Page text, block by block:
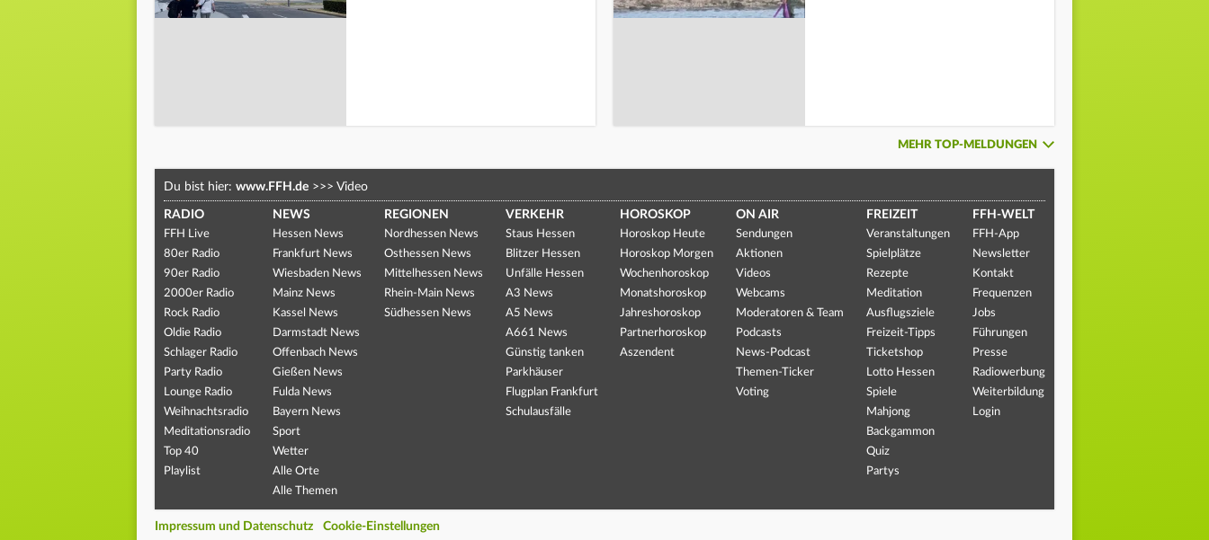
MEHR TOP-MELDUNGEN
Du bist hier: www.FFH.de >>> Video
RADIO
FFH Live
80er Radio
90er Radio
2000er Radio
Rock Radio
Oldie Radio
Schlager Radio
Party Radio
Lounge Radio
Weihnachtsradio
Meditationsradio
Top 40
Playlist
NEWS
Hessen News
Frankfurt News
Wiesbaden News
Mainz News
Kassel News
Darmstadt News
Offenbach News
Gießen News
Fulda News
Bayern News
Sport
Wetter
Alle Orte
Alle Themen
REGIONEN
Nordhessen News
Osthessen News
Mittelhessen News
Rhein-Main News
Südhessen News
VERKEHR
Staus Hessen
Blitzer Hessen
Unfälle Hessen
A3 News
A5 News
A661 News
Günstig tanken
Parkhäuser
Flugplan Frankfurt
Schulausfälle
HOROSKOP
Horoskop Heute
Horoskop Morgen
Wochenhoroskop
Monatshoroskop
Jahreshoroskop
Partnerhoroskop
Aszendent
ON AIR
Sendungen
Aktionen
Videos
Webcams
Moderatoren & Team
Podcasts
News-Podcast
Themen-Ticker
Voting
FREIZEIT
Veranstaltungen
Spielplätze
Rezepte
Meditation
Ausflugsziele
Freizeit-Tipps
Ticketshop
Lotto Hessen
Spiele
Mahjong
Backgammon
Quiz
Partys
FFH-WELT
FFH-App
Newsletter
Kontakt
Frequenzen
Jobs
Führungen
Presse
Radiowerbung
Weiterbildung
Login
Impressum und Datenschutz Cookie-Einstellungen